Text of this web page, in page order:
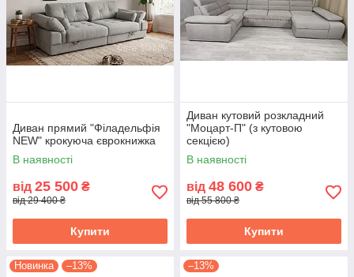
Диван прямий "Філадельфія
NEW" крокуюча єврокнижка
В наявності
від 25 500 ₴
від 29 400 ₴
Купити
Диван кутовий розкладний
"Моцарт-П" (з кутовою
секцією)
В наявності
від 48 600 ₴
від 55 800 ₴
Купити
Новинка –13% –13%